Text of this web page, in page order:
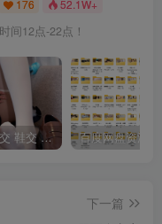
176 52.1W+
间12点-22点！
顶尖玉足 足交 鞋交 腿交 『雪乃99/xuenai99』自整理收集【177.6G】
下一篇